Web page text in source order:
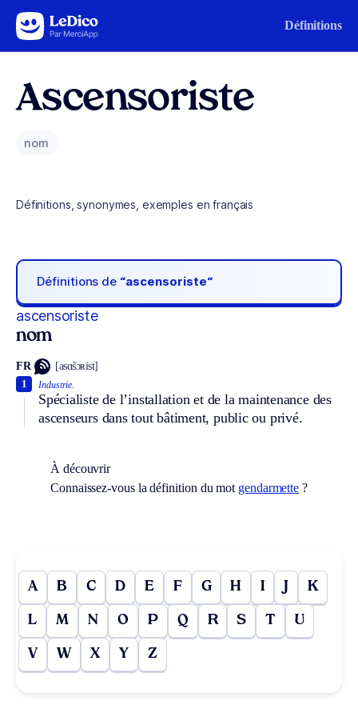
Aller au contenu Définitions
Ascensoriste
nom
Définitions, synonymes, exemples en français
Définitions de “ascensoriste“
ascensoriste
nom
FR [asɑ̃sɔʀist]
Industrie.
Spécialiste de l’installation et de la maintenance des
ascenseurs dans tout bâtiment, public ou privé.
1
À découvrir
Connaissez-vous la définition du mot gendarmette ?
A B C D E F G H I J K
L M N O P Q R S T U
V W X Y Z